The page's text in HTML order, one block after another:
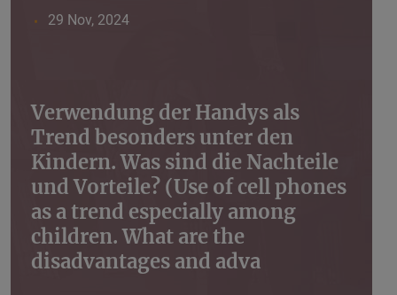
29 Nov, 2024
Verwendung der Handys als
Trend besonders unter den
Kindern. Was sind die Nachteile
und Vorteile? (Use of cell phones
as a trend especially among
children. What are the
disadvantages and adva